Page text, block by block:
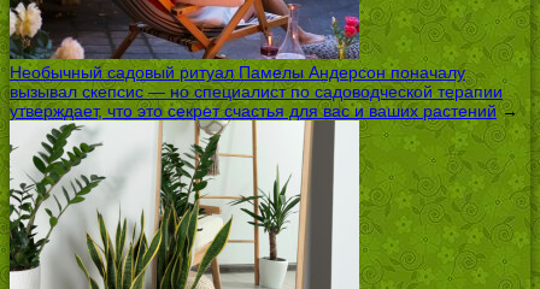
Необычный садовый ритуал Памелы Андерсон поначалу
вызывал скепсис — но специалист по садоводческой терапии
утверждает, что это секрет счастья для вас и ваших растений→